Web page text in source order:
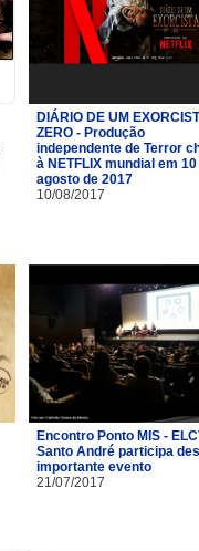
DIÁRIO DE UM
ZERO - Produção
independente de Terror
à NETFLIX mundial em
agosto de 2017
10/08/2017
Encontro Ponto MIS -
Santo André participa
importante evento
21/07/2017